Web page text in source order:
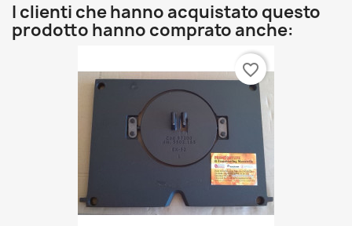
I clienti che hanno acquistato questo
prodotto hanno comprato anche:
favorite_border